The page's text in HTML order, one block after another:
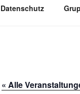
Datenschutz
« Alle